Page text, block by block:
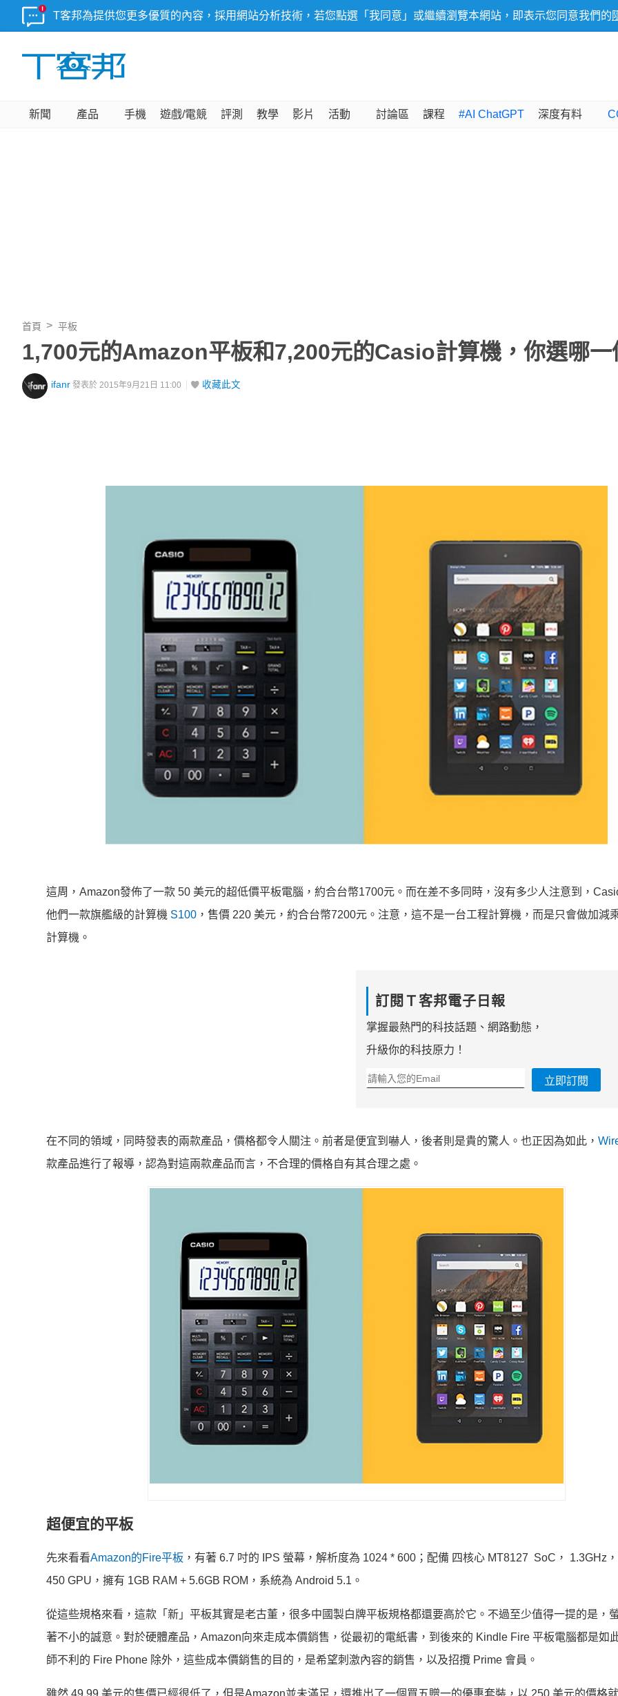
T客邦為提供您更多優質的內容，採用網站分析技術，若您點選「我同意」或繼續瀏覽本網站，即表示您同意我們的
新聞 產品 手機 遊戲/電競 評測 教學 影片 活動 討論區 課程 #AI ChatGPT 深度有料
首頁 平板
1,700元的Amazon平板和7,200元的Casio計算機，你選哪一
ifanr 發表於 2015年9月21日 11:00 收藏此文
這周，Amazon發佈了一款 50 美元的超低價平板電腦，約合台幣1700元。而在差不多同時，沒有多少人注意到，
他們一款旗艦級的計算機 S100 ，售價 220 美元，約合台幣7200元。注意，這不是一台工程計算機，而是只會做加減
計算機。
訂閱Ｔ客邦電子日報
掌握最熱門的科技話題、網路動態，
升級你的科技原力！
立即訂閱
在不同的領域，同時發表的兩款產品，價格都令人關注。前者是便宜到嚇人，後者則是貴的驚人。也正因為如此，
款產品進行了報導，認為對這兩款產品而言，不合理的價格自有其合理之處。
超便宜的平板
先來看看Amazon的Fire平板 ，有著 6.7 吋的 IPS 螢幕，解析度為 1024 * 600；配備 四核心 MT8127 SoC， 1.3GHz
450 GPU，擁有 1GB RAM + 5.6GB ROM，系統為 Android 5.1。
從這些規格來看，這款「新」平板其實是老古董，很多中國製白牌平板規格都還要高於它。不過至少值得一提的是，
著不小的誠意。對於硬體產品，Amazon向來走成本價銷售，從最初的電紙書，到後來的 Kindle Fire 平板電腦都是如
師不利的 Fire Phone 除外，這些成本價銷售的目的，是希望刺激內容的銷售，以及招攬 Prime 會員。
雖然 49.99 美元的售價已經很低了，但是Amazon並未滿足，還推出了一個買五贈一的優惠套裝，以 250 美元的價格